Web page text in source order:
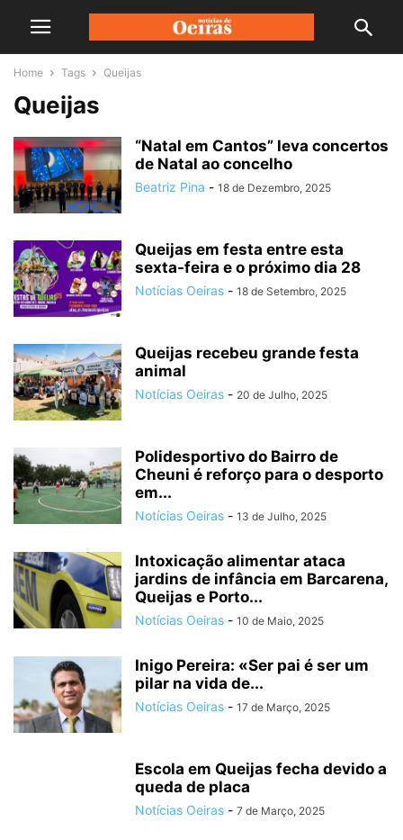
Home Tags Queijas
Queijas
“Natal em Cantos” leva concertos
de Natal ao concelho
Beatriz Pina - 18 de Dezembro, 2025
Queijas em festa entre esta
sexta-feira e o próximo dia 28
Notícias Oeiras - 18 de Setembro, 2025
Queijas recebeu grande festa
animal
Notícias Oeiras - 20 de Julho, 2025
Polidesportivo do Bairro de
Cheuni é reforço para o desporto
em...
Notícias Oeiras - 13 de Julho, 2025
Intoxicação alimentar ataca
jardins de infância em Barcarena,
Queijas e Porto...
Notícias Oeiras - 10 de Maio, 2025
Inigo Pereira: «Ser pai é ser um
pilar na vida de...
Notícias Oeiras - 17 de Março, 2025
Escola em Queijas fecha devido a
queda de placa
Notícias Oeiras - 7 de Março, 2025